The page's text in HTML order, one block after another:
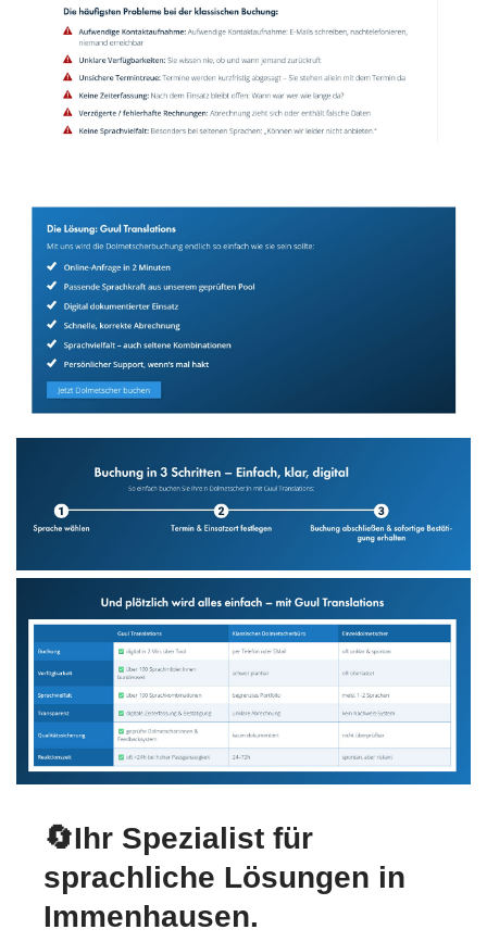
🔄Ihr Spezialist für
sprachliche Lösungen in
Immenhausen.